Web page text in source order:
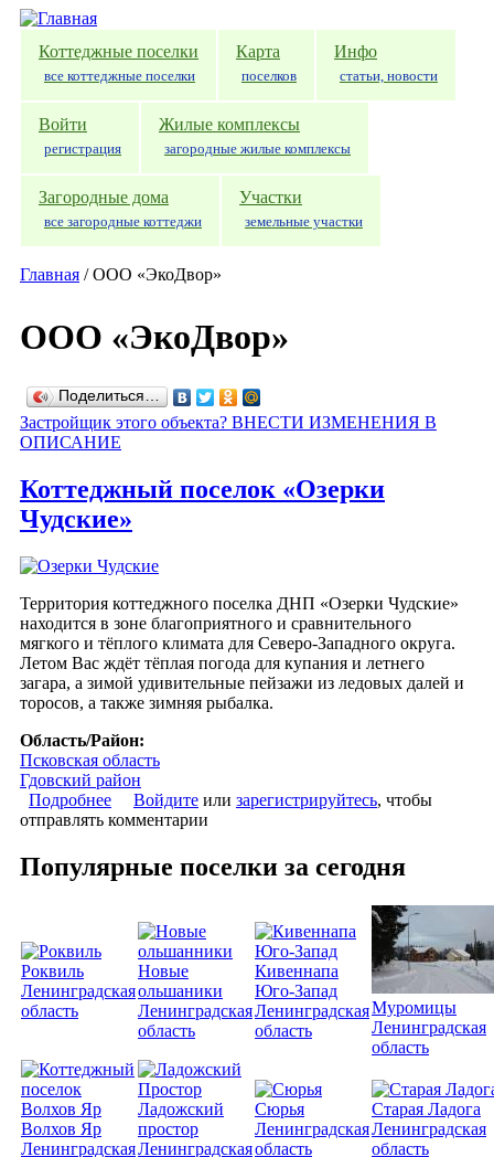
Перейти к основному содержанию
Коттеджные поселки
все коттеджные поселки
Карта
поселков
Инфо
статьи, новости
Войти
регистрация
Жилые комплексы
загородные жилые комплексы
Загородные дома
все загородные коттеджи
Участки
земельные участки
Главная /ООО «ЭкоДвор»
ООО «ЭкоДвор»
Поделиться…
Застройщик этого объекта? ВНЕСТИ ИЗМЕНЕНИЯ В
ОПИСАНИЕ
Коттеджный поселок «Озерки
Чудские»
Территория коттеджного поселка ДНП «Озерки Чудские»
находится в зоне благоприятного и сравнительного
мягкого и тёплого климата для Северо-Западного округа.
Летом Вас ждёт тёплая погода для купания и летнего
загара, а зимой удивительные пейзажи из ледовых далей и
торосов, а также зимняя рыбалка.
Область/Район:
Псковская область
Гдовский район
Подробнее о Коттеджный поселок «Озерки Чудские»
Войдите или зарегистрируйтесь, чтобы
отправлять комментарии
Популярные поселки за сегодня
Роквиль
Ленинградская
область
Новые
ольшаники
Ленинградская
область
Кивеннапа
Юго-Запад
Ленинградская
область
Муромицы
Ленинградская
область
Волхов Яр
Ленинградская
Ладожский
простор
Ленинградская
Сюрья
Ленинградская
область
Старая Ладога
Ленинградская
область